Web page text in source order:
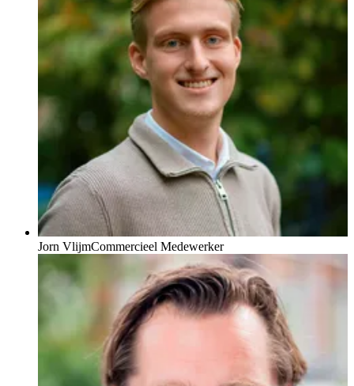
Jorn VlijmCommercieel Medewerker